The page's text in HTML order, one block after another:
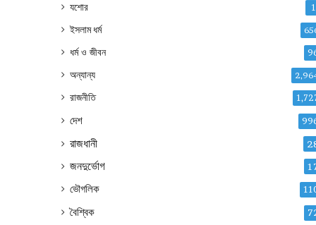
যশোর 1
ইসলাম ধর্ম
ধর্ম ও জীবন
অন্যান্য
রাজনীতি
দেশ
রাজধানী
জনদুর্ভোগ
ভৌগলিক
বৈশ্বিক